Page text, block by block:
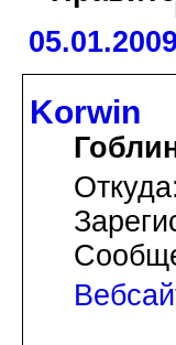
Korwin